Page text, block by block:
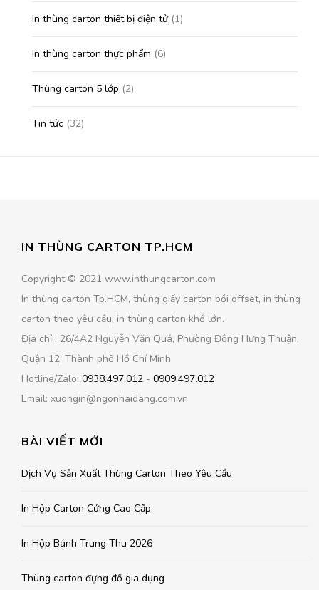
In thùng carton thiết bị điện tử(1)
In thùng carton thực phẩm (6)
Thùng carton 5 lớp (2)
Tin tức (32)
IN THÙNG CARTON TP.HCM
Copyright © 2021 www.inthungcarton.com
In thùng carton Tp.HCM, thùng giấy carton bồi offset, in thùng
carton theo yêu cầu, in thùng carton khổ lớn.
Địa chỉ : 26/4A2 Nguyễn Văn Quá, Phường Đông Hưng Thuận,
Quận 12, Thành phố Hồ Chí Minh
Hotline/Zalo: 0938.497.012 - 0909.497.012
Email: xuongin@ngonhaidang.com.vn
BÀI VIẾT MỚI
Dịch Vụ Sản Xuất Thùng Carton Theo Yêu Cầu
In Hộp Carton Cứng Cao Cấp
In Hộp Bánh Trung Thu 2026
Thùng carton đựng đồ gia dụng